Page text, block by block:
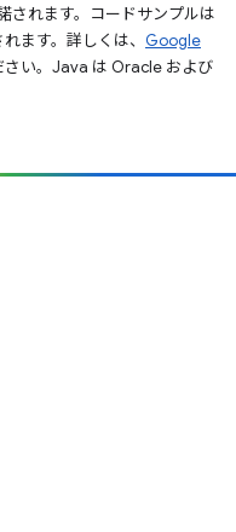
されます。コードサンプルは
ます。詳しくは、 Google
さい。Java は Oracle および